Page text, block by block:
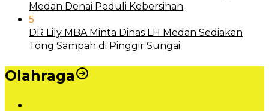
Medan Denai Peduli Kebersihan
5
DR Lily MBA Minta Dinas LH Medan Sediakan
Tong Sampah di Pinggir Sungai
Olahraga